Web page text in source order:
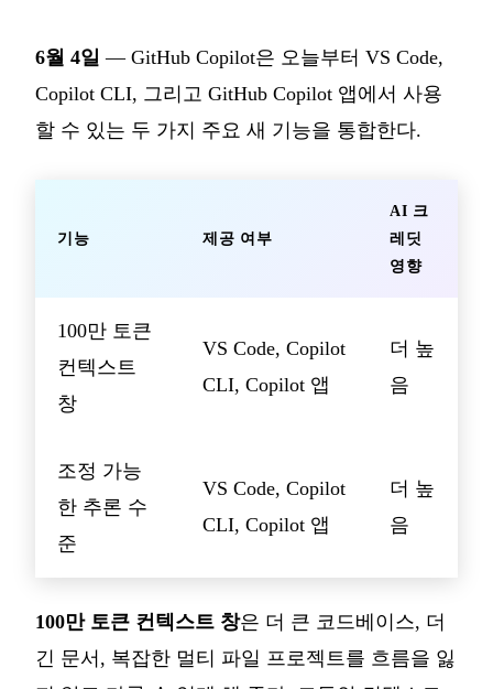
6월 4일 — GitHub Copilot은 오늘부터 VS Code,
Copilot CLI, 그리고 GitHub Copilot 앱에서 사용
할 수 있는 두 가지 주요 새 기능을 통합한다.
기능 제공 여부
AI 크
레딧
영향
100만 토큰
컨텍스트
창
VS Code, Copilot
CLI, Copilot 앱
더 높
음
조정 가능
한 추론 수
준
VS Code, Copilot
CLI, Copilot 앱
더 높
음
100만 토큰 컨텍스트 창은 더 큰 코드베이스, 더
긴 문서, 복잡한 멀티 파일 프로젝트를 흐름을 잃